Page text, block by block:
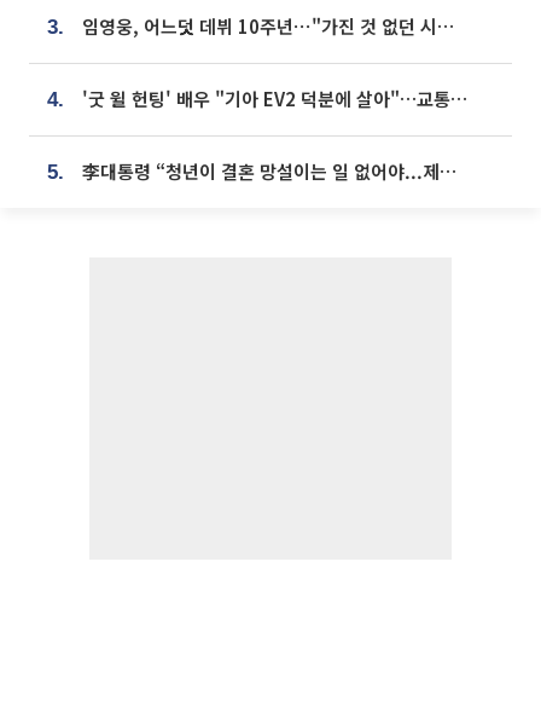
3. 임영웅, 어느덧 데뷔 10주년⋯"가진 것 없던 시절, 내 앞엔 20명의 팬뿐"
4. '굿 윌 헌팅' 배우 "기아 EV2 덕분에 살아"…교통사고 후 안전성 극찬
5. 李대통령 “청년이 결혼 망설이는 일 없어야...제도상 불이익 조사”